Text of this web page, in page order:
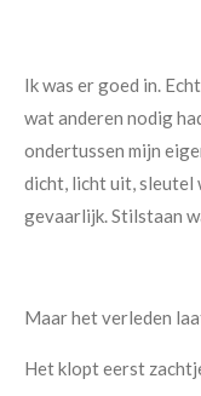
Ik was er goed in.
wat anderen nodig
ondertussen mijn
dicht, licht uit, sleutel
gevaarlijk. Stilstaan
Maar het verleden
Het klopt eerst